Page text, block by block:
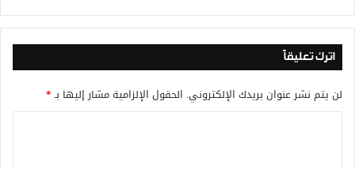
اترك تعليقاً
لن يتم نشر عنوان بريدك الإلكتروني. الحقول الإلزامية مشار إليها بـ*